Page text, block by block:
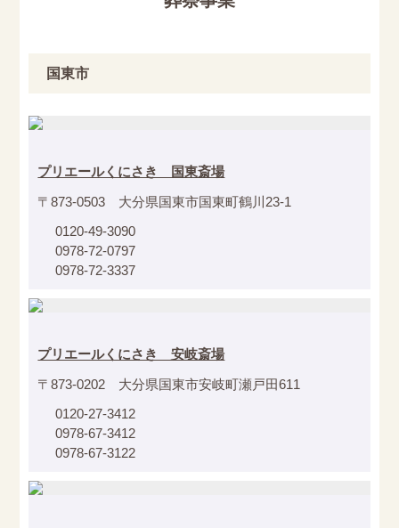
国東市
プリエールくにさき 国東斎場
〒873-0503 大分県国東市国東町鶴川23-1
0120-49-3090
0978-72-0797
0978-72-3337
プリエールくにさき 安岐斎場
〒873-0202 大分県国東市安岐町瀬戸田611
0120-27-3412
0978-67-3412
0978-67-3122